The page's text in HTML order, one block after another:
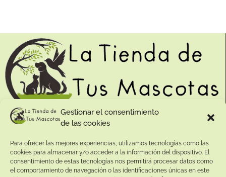
Gestionar el consentimiento
de las cookies
Para ofrecer las mejores experiencias, utilizamos tecnologías como las
cookies para almacenar y/o acceder a la información del dispositivo. El
consentimiento de estas tecnologías nos permitirá procesar datos como
el comportamiento de navegación o las identificaciones únicas en este
Contacto:
Dirección:
Calle Pepe Jiménez 19, Rute, 14950 Códoba. España
Teléfono: